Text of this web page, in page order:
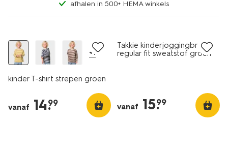
afhalen in 500+ HEMA winkels
+1
kinder T-shirt strepen groen
vanaf 14.
99
Takkie kinderjoggingbroek
regular fit sweatstof groen
vanaf 15.
99